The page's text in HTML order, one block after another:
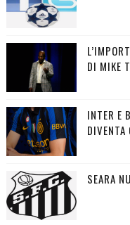
DI MIKE
INTER E
DIVENTA
SEARA